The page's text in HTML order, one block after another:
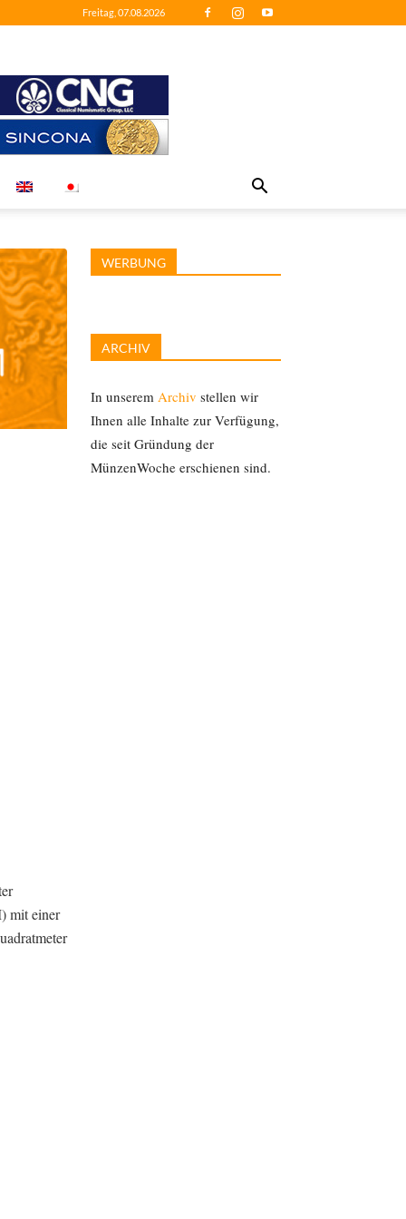
Freitag, 07.08.2026
mit einer
WERBUNG
ARCHIV
In unserem Archiv stellen wir
Ihnen alle Inhalte zur Verfügung,
die seit Gründung der
MünzenWoche erschienen sind.